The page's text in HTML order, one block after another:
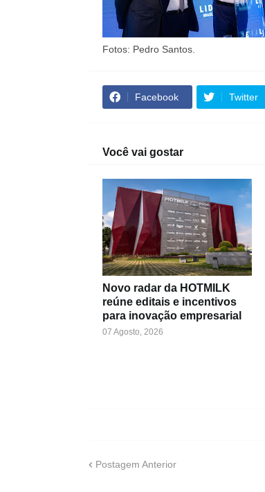
Fotos: Pedro Santos.
Facebook Twitter
Você vai gostar
Novo radar da HOTMILK
reúne editais e incentivos
para inovação empresarial
07 Agosto, 2026
Postagem Anterior